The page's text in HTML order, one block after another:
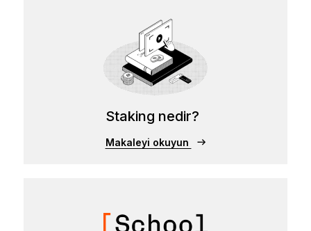
Staking nedir?
Makaleyi okuyun